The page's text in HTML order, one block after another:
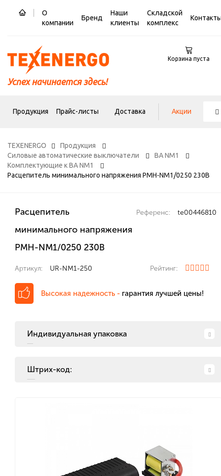
О
компании
Бренд
Наши
клиенты
Складской
комплекс
Успех начинается здесь!
Корзина пуста
Продукция Прайс-листы Доставка Акции
TEXENERGO
Продукция
Силовые автоматические выключатели
ВА NM1
Комплектующие к ВА NM1
Расцепитель минимального напряжения РМН-NM1/0250 230В
Расцепитель
минимального напряжения
РМН-NM1/0250 230В
Референс: te00446810
Артикул: UR-NM1-250 Рейтинг:
Высокая надежность - гарантия лучшей цены!
Индивидуальная упаковка
Штрих-код: